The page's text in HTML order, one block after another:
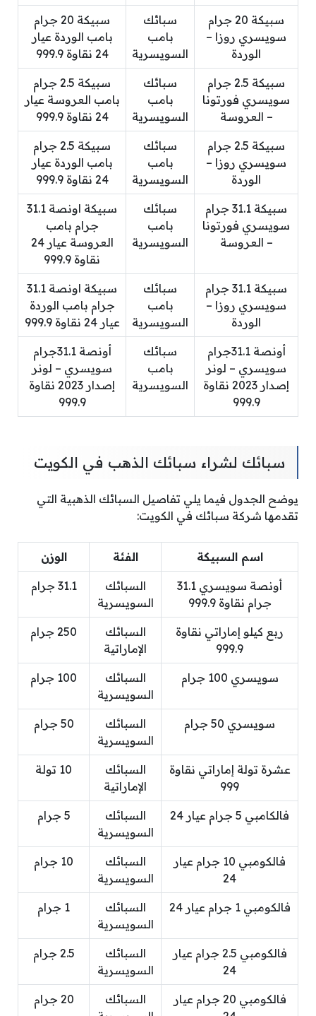
سبيكة 20 جرام
سويسري روزا –
الوردة
سبائك
بامب
السويسرية
سبيكة 20 جرام
بامب الوردة عيار
24 نقاوة 999.9
سبيكة 2.5 جرام
سويسري فورتونا
– العروسة
سبائك
بامب
السويسرية
سبيكة 2.5 جرام
بامب العروسة عيار
24 نقاوة 999.9
سبيكة 2.5 جرام
سويسري روزا –
الوردة
سبائك
بامب
السويسرية
سبيكة 2.5 جرام
بامب الوردة عيار
24 نقاوة 999.9
سبيكة 31.1 جرام
سويسري فورتونا
– العروسة
سبائك
بامب
السويسرية
سبيكة اونصة 31.1
جرام بامب
العروسة عيار 24
نقاوة 999.9
سبيكة 31.1 جرام
سويسري روزا –
الوردة
سبائك
بامب
السويسرية
سبيكة اونصة 31.1
جرام بامب الوردة
عيار 24 نقاوة 999.9
أونصة 31.1جرام
سويسري – لونر
إصدار 2023 نقاوة
999.9
سبائك
بامب
السويسرية
أونصة 31.1جرام
سويسري – لونر
إصدار 2023 نقاوة
999.9
سبائك لشراء سبائك الذهب في الكويت
يوضح الجدول فيما يلي تفاصيل السبائك الذهبية التي
تقدمها شركة سبائك في الكويت:
اسم السبيكة الفئة الوزن
أونصة سويسري 31.1
جرام نقاوة 999.9
السبائك
السويسرية
31.1 جرام
ربع كيلو إماراتي نقاوة
999.9
السبائك
الإماراتية
250 جرام
سويسري 100 جرام
السبائك
السويسرية
100 جرام
سويسري 50 جرام
السبائك
السويسرية
50 جرام
عشرة تولة إماراتي نقاوة
999
السبائك
الإماراتية
10 تولة
فالكامبي 5 جرام عيار 24
السبائك
السويسرية
5 جرام
فالكومبي 10 جرام عيار
24
السبائك
السويسرية
10 جرام
فالكومبي 1 جرام عيار 24
السبائك
السويسرية
1 جرام
فالكومبي 2.5 جرام عيار
24
السبائك
السويسرية
2.5 جرام
فالكومبي 20 جرام عيار
السبائك
20 جرام